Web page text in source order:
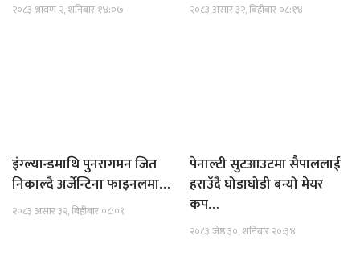
२०८३ श्रावण २, शनिबार १४:०७ २०८३ असार ३२, बिहीबार ०८:१४
इंग्ल्यान्डमाथि पुनरागमन जित
निकाल्दै अर्जेन्टिना फाइनलमा…
२०८३ असार ३२, बिहीबार ०८:०९
पेनाल्टी सुटआउटमा सैपाललाई
हराउँदै घोडाघोडी बन्यो मेयर
कप…
२०८३ जेष्ठ ३०, शनिबार २०:३४